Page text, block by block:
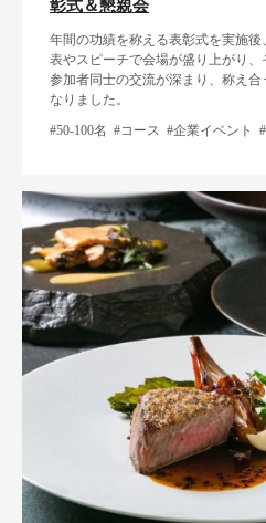
彰式＆懇親会
年間の功績を称える表彰式を実施
表やスピーチで会場が盛り上がり
参加者同士の交流が深まり、称え
なりました。
#50-100名 #コース #企業イベント